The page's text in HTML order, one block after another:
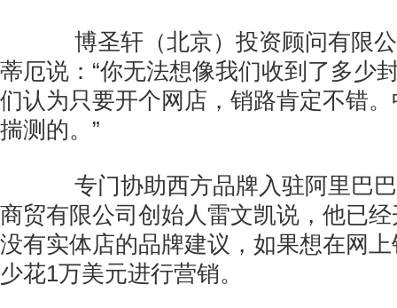
博圣轩（北京）投资顾问有限公
蒂厄说：“你无法想像我们收到了多少
们认为只要开个网店，销路肯定不错
揣测的。”
专门协助西方品牌入驻阿里巴巴
商贸有限公司创始人雷文凯说，他已
没有实体店的品牌建议，如果想在网
少花1万美元进行营销。